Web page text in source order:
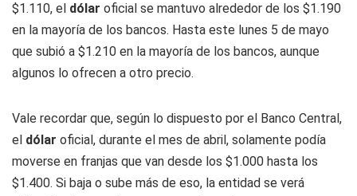
$1.110, el dólar oficial se mantuvo alrededor de los $1.190
en la mayoría de los bancos. Hasta este lunes 5 de mayo
que subió a $1.210 en la mayoría de los bancos, aunque
algunos lo ofrecen a otro precio.
Vale recordar que, según lo dispuesto por el Banco Central,
el dólar oficial, durante el mes de abril, solamente podía
moverse en franjas que van desde los $1.000 hasta los
$1.400. Si baja o sube más de eso, la entidad se verá